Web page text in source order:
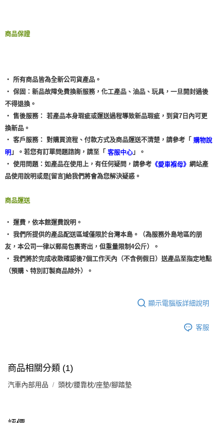
商品保證
‧ 所有商品皆為全新公司貨產品。
‧ 保固：新品故障免費換新服務，化工產品、油品、玩具，一旦開封過後
不得退換。
‧ 售後服務： 若產品本身瑕疵或運送過程導致新品瑕疵，到貨7日內可更
換新品。
‧ 客戶服務： 對購買流程、付款方式及商品運送不清楚，請參考「 購物說
明 」。若您有訂單問題諮詢，請至「 客服中心 」。
‧ 使用問題：如產品在使用上，有任何疑問，請參考 《愛車褓母》 網站產
品使用說明或是[留言]給我們將會為您解決疑惑。
商品運送
‧ 運費，依本館運費說明。
‧ 我們所提供的產品配送區域僅限於台灣本島。（為服務外島地區的朋
友，本公司一律以郵局包裹寄出，但重量限制4公斤）。
‧ 我們將於完成收款確認後7個工作天內（不含例假日）送產品至指定地點
（預購、特別訂製商品除外）。
顯示電腦版詳細說明
客服
商品相關分類 (1)
汽車內部用品 頭枕/腰靠枕/座墊/腳踏墊